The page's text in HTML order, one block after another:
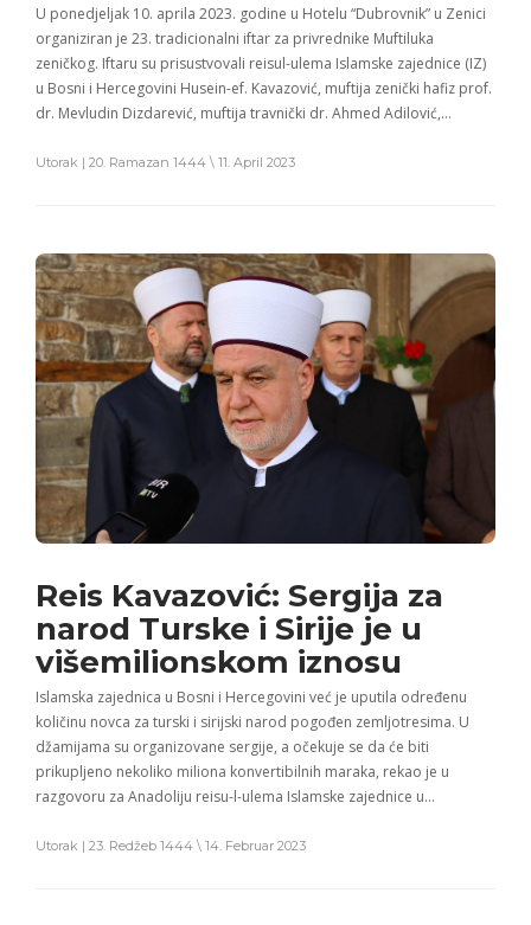
U ponedjeljak 10. aprila 2023. godine u Hotelu “Dubrovnik” u Zenici
organiziran je 23. tradicionalni iftar za privrednike Muftiluka
zeničkog. Iftaru su prisustvovali reisul-ulema Islamske zajednice (IZ)
u Bosni i Hercegovini Husein-ef. Kavazović, muftija zenički hafiz prof.
dr. Mevludin Dizdarević, muftija travnički dr. Ahmed Adilović,…
Utorak | 20. Ramazan 1444 \ 11. April 2023
Reis Kavazović: Sergija za
narod Turske i Sirije je u
višemilionskom iznosu
Islamska zajednica u Bosni i Hercegovini već je uputila određenu
količinu novca za turski i sirijski narod pogođen zemljotresima. U
džamijama su organizovane sergije, a očekuje se da će biti
prikupljeno nekoliko miliona konvertibilnih maraka, rekao je u
razgovoru za Anadoliju reisu-l-ulema Islamske zajednice u…
Utorak | 23. Redžeb 1444 \ 14. Februar 2023